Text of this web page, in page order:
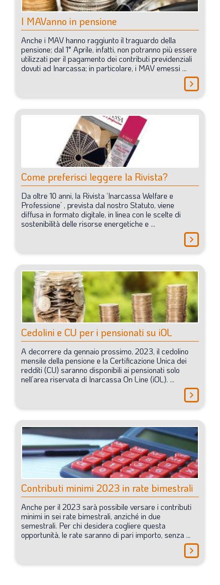
I MAVanno in pensione
Anche i MAVhanno raggiunto il traguardo della
pensione; dal 1° Aprile, infatti, non potranno più essere
utilizzati peril pagamento dei contributi previdenziali
dovuti ad Inarcassa; in particolare, i MAVemessi ...
chevron_right
Come preferisci leggere la Rivista?
Da oltre 10 anni, la Rivista ‘Inarcassa Welfare e
Professione’ , prevista dal nostro Statuto, viene
diffusa in formato digitale, in linea con le scelte di
sostenibilità delle risorse energetiche e ...
chevron_right
Cedolini e CU per i pensionati su iOL
A decorrere da gennaio prossimo, 2023, il cedolino
mensile della pensione e la Certificazione Unica dei
redditi (CU) saranno disponibili ai pensionati solo
nell’area riservata di Inarcassa On Line (iOL). ...
chevron_right
Contributi minimi 2023 in rate bimestrali
Anche peril 2023 sarà possibile versare i contributi
minimi in sei rate bimestrali, anziché in due
semestrali. Perchi desidera cogliere questa
opportunità, le rate saranno di pari importo, senza ...
chevron_right